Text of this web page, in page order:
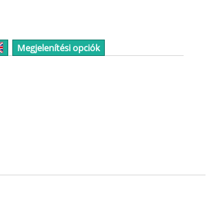
Megjelenítési opciók